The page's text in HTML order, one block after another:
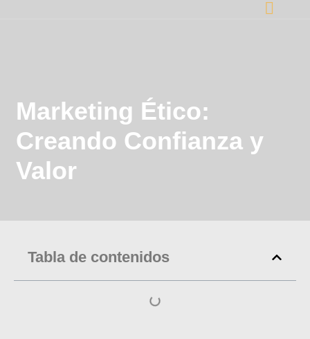
Marketing Ético:
Creando Confianza y
Valor
Tabla de contenidos